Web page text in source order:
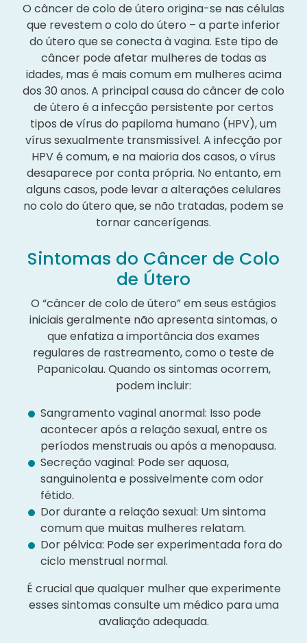
O câncer de colo de útero origina-se nas células
que revestem o colo do útero – a parte inferior
do útero que se conecta à vagina. Este tipo de
câncer pode afetar mulheres de todas as
idades, mas é mais comum em mulheres acima
dos 30 anos. A principal causa do câncer de colo
de útero é a infecção persistente por certos
tipos de vírus do papiloma humano (HPV), um
vírus sexualmente transmissível. A infecção por
HPV é comum, e na maioria dos casos, o vírus
desaparece por conta própria. No entanto, em
alguns casos, pode levar a alterações celulares
no colo do útero que, se não tratadas, podem se
tornar cancerígenas.
Sintomas do Câncer de Colo
de Útero
O “câncer de colo de útero” em seus estágios
iniciais geralmente não apresenta sintomas, o
que enfatiza a importância dos exames
regulares de rastreamento, como o teste de
Papanicolau. Quando os sintomas ocorrem,
podem incluir:
Sangramento vaginal anormal: Isso pode
acontecer após a relação sexual, entre os
períodos menstruais ou após a menopausa.
Secreção vaginal: Pode ser aquosa,
sanguinolenta e possivelmente com odor
fétido.
Dor durante a relação sexual: Um sintoma
comum que muitas mulheres relatam.
Dor pélvica: Pode ser experimentada fora do
ciclo menstrual normal.
É crucial que qualquer mulher que experimente
esses sintomas consulte um médico para uma
avaliação adequada.